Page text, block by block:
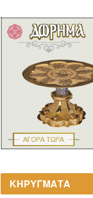
ΚΗΡΥΓΜΑΤΑ